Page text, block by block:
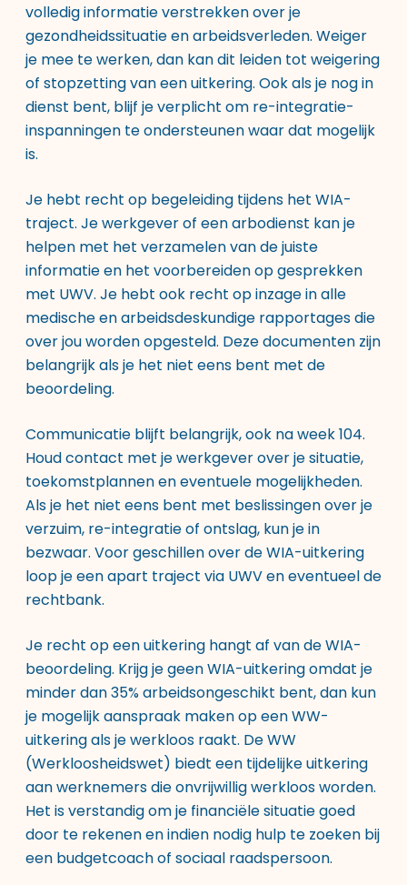
volledig informatie verstrekken over je
gezondheidssituatie en arbeidsverleden. Weiger
je mee te werken, dan kan dit leiden tot weigering
of stopzetting van een uitkering. Ook als je nog in
dienst bent, blijf je verplicht om re-integratie-
inspanningen te ondersteunen waar dat mogelijk
is.
Je hebt recht op begeleiding tijdens het WIA-
traject. Je werkgever of een arbodienst kan je
helpen met het verzamelen van de juiste
informatie en het voorbereiden op gesprekken
met UWV. Je hebt ook recht op inzage in alle
medische en arbeidsdeskundige rapportages die
over jou worden opgesteld. Deze documenten zijn
belangrijk als je het niet eens bent met de
beoordeling.
Communicatie blijft belangrijk, ook na week 104.
Houd contact met je werkgever over je situatie,
toekomstplannen en eventuele mogelijkheden.
Als je het niet eens bent met beslissingen over je
verzuim, re-integratie of ontslag, kun je in
bezwaar. Voor geschillen over de WIA-uitkering
loop je een apart traject via UWV en eventueel de
rechtbank.
Je recht op een uitkering hangt af van de WIA-
beoordeling. Krijg je geen WIA-uitkering omdat je
minder dan 35% arbeidsongeschikt bent, dan kun
je mogelijk aanspraak maken op een WW-
uitkering als je werkloos raakt. De WW
(Werkloosheidswet) biedt een tijdelijke uitkering
aan werknemers die onvrijwillig werkloos worden.
Het is verstandig om je financiële situatie goed
door te rekenen en indien nodig hulp te zoeken bij
een budgetcoach of sociaal raadspersoon.